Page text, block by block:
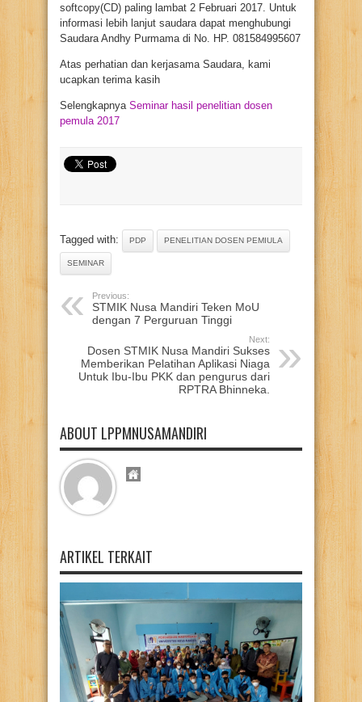
softcopy(CD) paling lambat 2 Februari 2017. Untuk
informasi lebih lanjut saudara dapat menghubungi
Saudara Andhy Purmama di No. HP. 081584995607
Atas perhatian dan kerjasama Saudara, kami
ucapkan terima kasih
Selengkapnya Seminar hasil penelitian dosen
pemula 2017
Tagged with: PDP PENELITIAN DOSEN PEMIULA
SEMINAR
Previous:
STMIK Nusa Mandiri Teken MoU
dengan 7 Perguruan Tinggi
Next:
Dosen STMIK Nusa Mandiri Sukses
Memberikan Pelatihan Aplikasi Niaga
Untuk Ibu-Ibu PKK dan pengurus dari
RPTRA Bhinneka.
ABOUT LPPMNUSAMANDIRI
ARTIKEL TERKAIT